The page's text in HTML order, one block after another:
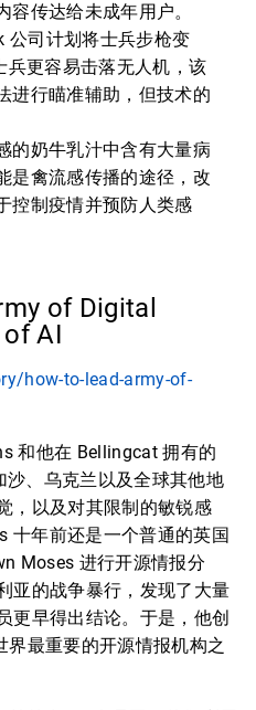
容传达给未成年用户。
公司计划将士兵步枪变
兵更容易击落无人机，该
进行瞄准辅助，但技术的
的奶牛乳汁中含有大量病
是禽流感传播的途径，改
控制疫情并预防人类感
of Digital
AI
how-to-lead-army-of-
和他在 Bellingcat 拥有的
、乌克兰以及全球其他地
，以及对其限制的敏锐感
十年前还是一个普通的英国
Moses 进行开源情报分
亚的战争暴行，发现了大量
更早得出结论。于是，他创
最重要的开源情报机构之